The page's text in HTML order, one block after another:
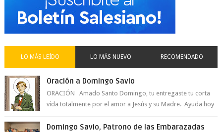
LO MÁS LEÍDO LO MÁS NUEVO RECOMENDADO
Oración a Domingo Savio
ORACIÓN Amado Santo Domingo, tu entregaste tu corta
vida totalmente por el amor a Jesús y su Madre. Ayuda hoy
Domingo Savio, Patrono de las Embarazadas